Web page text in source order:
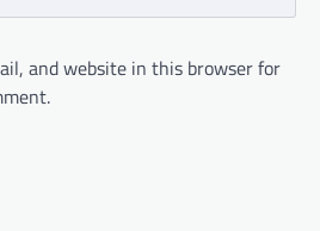
and website in this browser for